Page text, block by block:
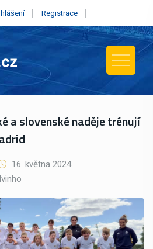
Registrace
a slovenské naděje trénují
16. května 2024